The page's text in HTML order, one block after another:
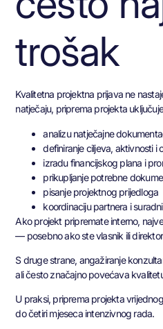
trošak
Kvalitetna projektna prijava ne
natječaju, priprema projekta
analizu natječajne
definiranje ciljeva, aktivnosti i
izradu financijskog plana i
prikupljanje potrebne
pisanje projektnog prijedloga
koordinaciju partnera i
Ako projekt pripremate interno,
— posebno ako ste vlasnik ili
S druge strane, angažiranje
ali često značajno povećava
U praksi, priprema projekta
do četiri mjeseca intenzivnog rada.